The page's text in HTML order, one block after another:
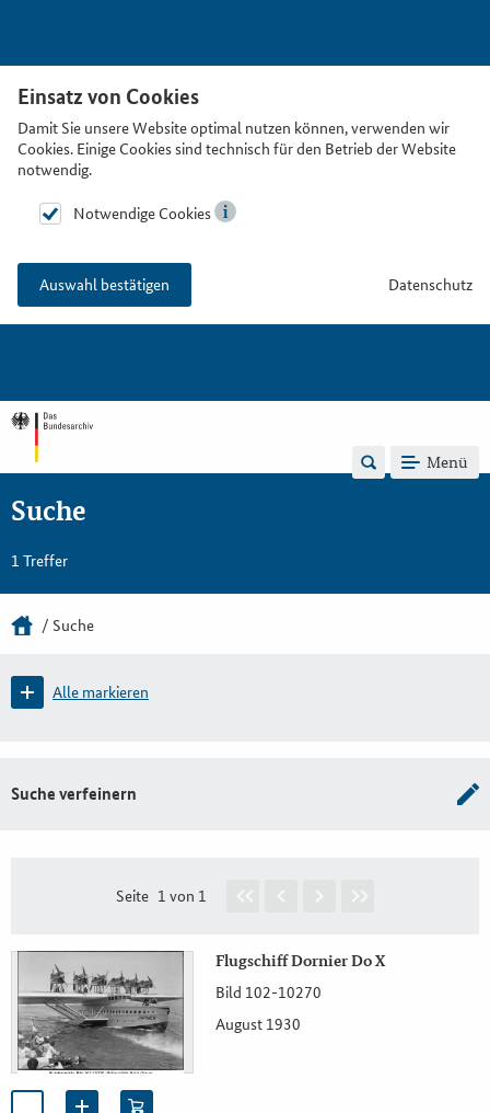
Einsatz von Cookies
Damit Sie unsere Website optimal nutzen können, verwenden wir
Cookies. Einige Cookies sind technisch für den Betrieb der Website
notwendig.
Notwendige Cookies
Auswahl bestätigen Datenschutz
Menü
Suche
1 Treffer
Suche
Alle markieren
Suche verfeinern
Seite 1 von 1
Flugschiff Dornier Do X
Bild 102-10270
August 1930